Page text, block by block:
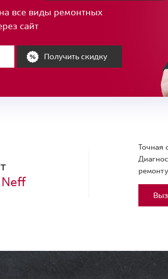
все виды ремонтных
сайт
Получить скидку
Neff
Точная